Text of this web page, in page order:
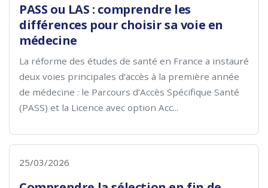
PASS ou LAS : comprendre les
différences pour choisir sa voie en
médecine
La réforme des études de santé en France a instauré
deux voies principales d’accès à la première année
de médecine : le Parcours d’Accès Spécifique Santé
(PASS) et la Licence avec option Acc...
25/03/2026